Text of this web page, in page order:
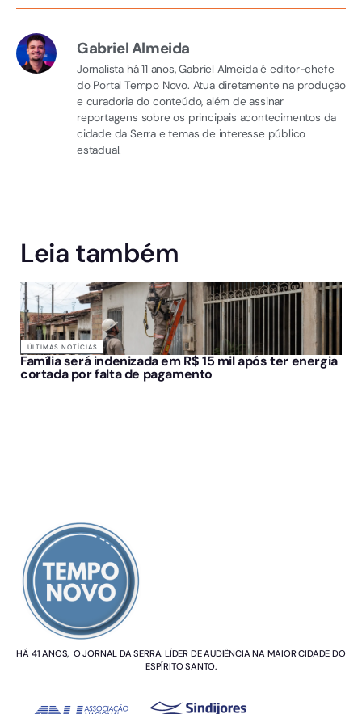
Gabriel Almeida
Jornalista há 11 anos, Gabriel Almeida é editor-chefe
do Portal Tempo Novo. Atua diretamente na produção
e curadoria do conteúdo, além de assinar
reportagens sobre os principais acontecimentos da
cidade da Serra e temas de interesse público
estadual.
Leia também
ÚLTIMAS NOTÍCIAS
Família será indenizada em R$ 15 mil após ter energia
cortada por falta de pagamento
HÁ 41 ANOS, O JORNAL DA SERRA. LÍDER DE AUDIÊNCIA NA MAIOR CIDADE DO
ESPÍRITO SANTO.